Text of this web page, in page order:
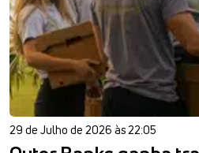
29 de Julho de 2026 às 22:05